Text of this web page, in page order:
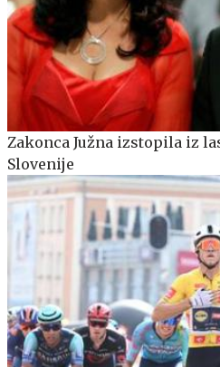
Zakonca Južna izstopila iz
Slovenije